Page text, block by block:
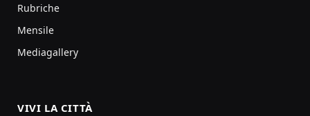
Rubriche
Mensile
Mediagallery
VIVI LA CITTÀ